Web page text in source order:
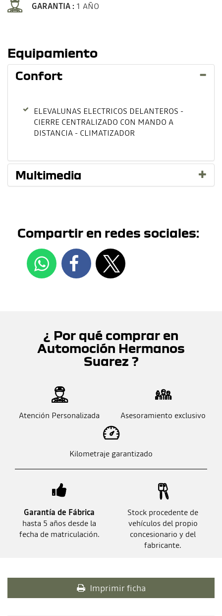
GARANTIA : 1 AÑO
Equipamiento
Confort
ELEVALUNAS ELECTRICOS DELANTEROS -
CIERRE CENTRALIZADO CON MANDO A
DISTANCIA - CLIMATIZADOR
Multimedia
Compartir en redes sociales:
¿ Por qué comprar en
Automoción Hermanos
Suarez ?
Atención Personalizada Asesoramiento exclusivo
Kilometraje garantizado
Garantía de Fábrica
hasta 5 años desde la
fecha de matriculación.
Stock procedente de
vehículos del propio
concesionario y del
fabricante.
Imprimir ficha